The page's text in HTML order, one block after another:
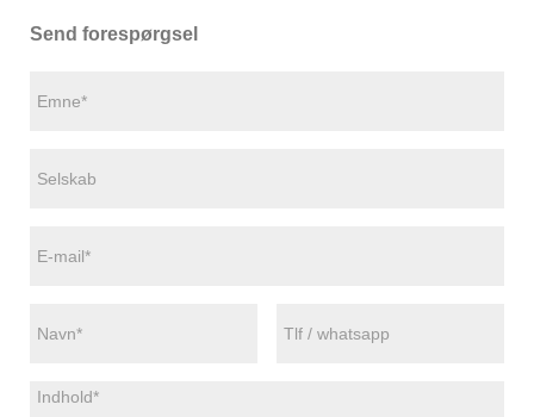
Send forespørgsel